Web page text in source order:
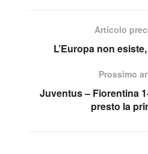
Articolo
L’Europa non
Prossimo
Juventus – Fiorentina
presto la